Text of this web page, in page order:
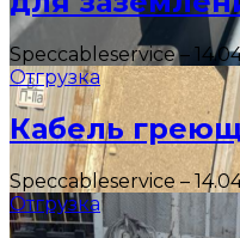
Speccableservice–
Отгрузка
Кабель
Speccableservice–
Отгрузка